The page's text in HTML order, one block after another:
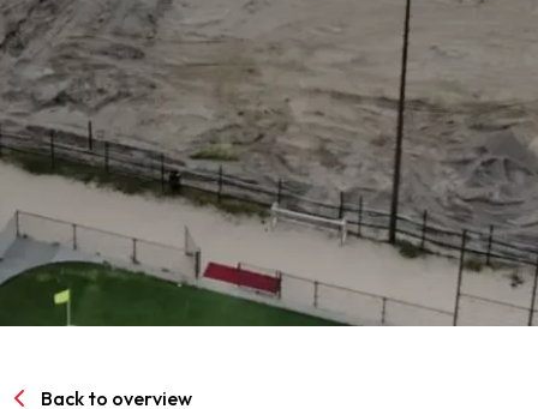
SPORTPARK GOED GENOEG
LIDMAATSCHAP
CONTACT
Back to overview